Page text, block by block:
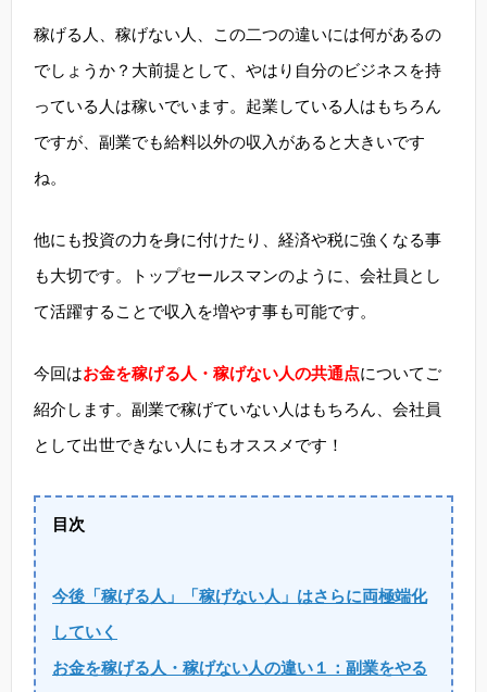
稼げる人、稼げない人、この二つの違いには何があるの
でしょうか？大前提として、やはり自分のビジネスを持
っている人は稼いでいます。起業している人はもちろん
ですが、副業でも給料以外の収入があると大きいです
ね。
他にも投資の力を身に付けたり、経済や税に強くなる事
も大切です。トップセールスマンのように、会社員とし
て活躍することで収入を増やす事も可能です。
今回はお金を稼げる人・稼げない人の共通点についてご
紹介します。副業で稼げていない人はもちろん、会社員
として出世できない人にもオススメです！
目次
今後「稼げる人」「稼げない人」はさらに両極端化
していく
お金を稼げる人・稼げない人の違い１：副業をやる